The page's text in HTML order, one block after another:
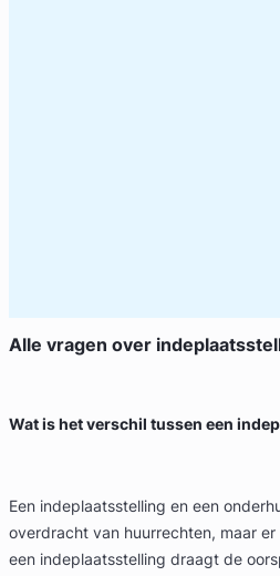
Alle vragen over
Wat is het verschil tussen een
Een indeplaatsstelling en een
overdracht van huurrechten, maar
een indeplaatsstelling draagt de